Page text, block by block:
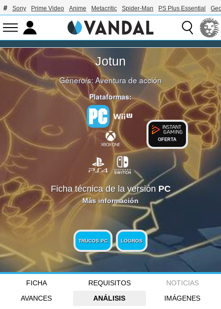
Sony Prime Video Anime Metacritic Spider-Man PS Plus Essential
Jotun
Género/s:Aventura de acción
Plataformas:
OFERTA
Ficha técnica de la versión PC
Más información
TRUCOS PC LOGROS
FICHA REQUISITOS
NOTICIAS
AVANCES
ANÁLISIS
IMÁGENES